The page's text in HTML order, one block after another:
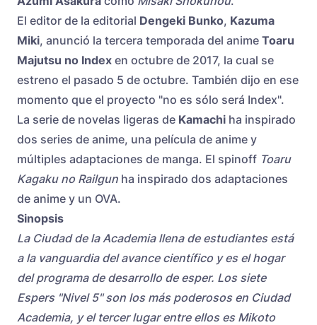
El editor de la editorial Dengeki Bunko, Kazuma
Miki, anunció la tercera temporada del anime Toaru
Majutsu no Index en octubre de 2017, la cual se
estreno el pasado 5 de octubre. También dijo en ese
momento que el proyecto "no es sólo será Index".
La serie de novelas ligeras de Kamachi ha inspirado
dos series de anime, una película de anime y
múltiples adaptaciones de manga. El spinoff Toaru
Kagaku no Railgun ha inspirado dos adaptaciones
de anime y un OVA.
Sinopsis
La Ciudad de la Academia llena de estudiantes está
a la vanguardia del avance científico y es el hogar
del programa de desarrollo de esper. Los siete
Espers "Nivel 5" son los más poderosos en Ciudad
Academia, y el tercer lugar entre ellos es Mikoto